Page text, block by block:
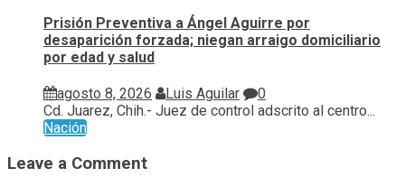
Prisión Preventiva a Ángel Aguirre por
desaparición forzada; niegan arraigo domiciliario
por edad y salud
agosto 8, 2026 Luis Aguilar
0
Cd. Juarez, Chih.- Juez de control adscrito al centro...
Nación
Leave a Comment